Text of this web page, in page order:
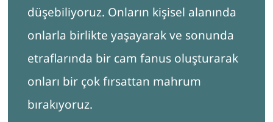
düşebiliyoruz. Onların kişisel alanında
onlarla birlikte yaşayarak ve sonunda
etraflarında bir cam fanus oluşturarak
onları bir çok fırsattan mahrum
bırakıyoruz.